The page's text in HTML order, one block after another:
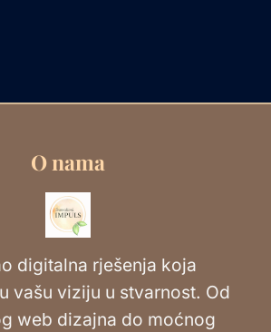
O nama
digitalna rješenja koja
vašu viziju u stvarnost. Od
web dizajna do moćnog